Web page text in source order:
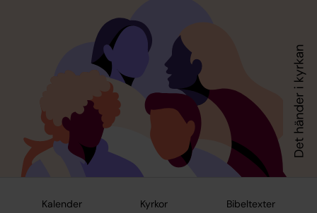
Kalender Kyrkor Bibeltexter